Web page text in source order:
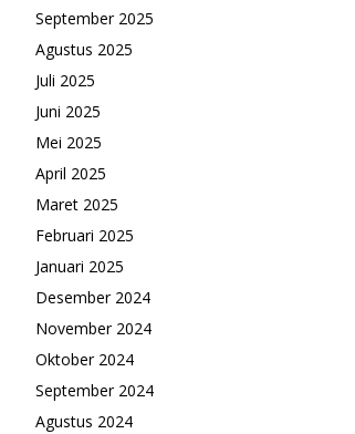
September 2025
Agustus 2025
Juli 2025
Juni 2025
Mei 2025
April 2025
Maret 2025
Februari 2025
Januari 2025
Desember 2024
November 2024
Oktober 2024
September 2024
Agustus 2024